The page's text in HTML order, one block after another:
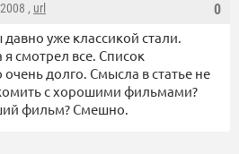
0
, url
уже классикой стали.
смотрел все. Список
долго. Смысла в статье не
с хорошими фильмами?
фильм? Смешно.